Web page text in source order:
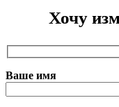
Хочу
Ваше имя